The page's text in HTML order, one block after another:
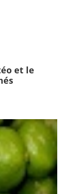
et le